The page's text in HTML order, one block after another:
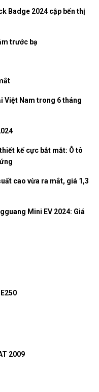
Badge 2024 cập bến thị
trước bạ
Việt Nam trong 6 tháng
kế cực bắt mắt: Ô tô
cao vừa ra mắt, giá 1,3
Mini EV 2024: Giá
2009